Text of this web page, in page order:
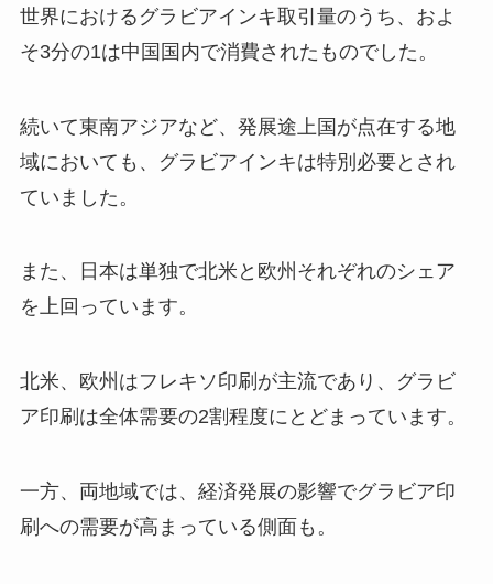
世界におけるグラビアインキ取引量のうち、およ
そ3分の1は中国国内で消費されたものでした。
続いて東南アジアなど、発展途上国が点在する地
域においても、グラビアインキは特別必要とされ
ていました。
また、日本は単独で北米と欧州それぞれのシェア
を上回っています。
北米、欧州はフレキソ印刷が主流であり、グラビ
ア印刷は全体需要の2割程度にとどまっています。
一方、両地域では、経済発展の影響でグラビア印
刷への需要が高まっている側面も。